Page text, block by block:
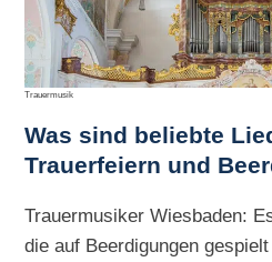
Trauermusik
Was sind beliebte
Trauerfeiern und
Trauermusiker Wiesbaden:
die auf Beerdigungen